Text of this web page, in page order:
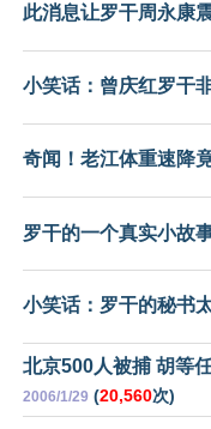
此消息让罗干周永康
小笑话：曾庆红罗干
奇闻！老江体重速降
罗干的一个真实小故
小笑话：罗干的秘书
北京500人被捕 胡等
2006/1/29 (20,560次)